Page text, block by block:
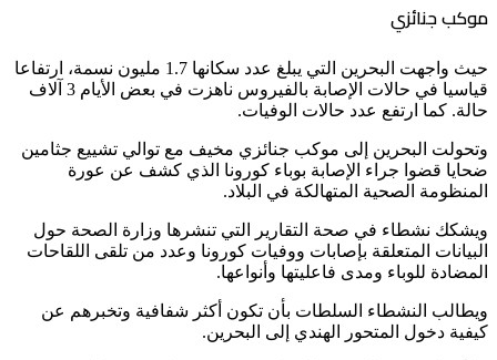
موكب جنائزي
حيث واجهت البحرين التي يبلغ عدد سكانها 1.7 مليون نسمة، ارتفاعا
قياسيا في حالات الإصابة بالفيروس ناهزت في بعض الأيام 3 آلاف
حالة. كما ارتفع عدد حالات الوفيات.
وتحولت البحرين إلى موكب جنائزي مخيف مع توالي تشييع جثامين
ضحايا قضوا جراء الإصابة بوباء كورونا الذي كشف عن عورة
المنظومة الصحية المتهالكة في البلاد.
ويشكك نشطاء في صحة التقارير التي تنشرها وزارة الصحة حول
البيانات المتعلقة بإصابات ووفيات كورونا وعدد من تلقى اللقاحات
المضادة للوباء ومدى فاعليتها وأنواعها.
ويطالب النشطاء السلطات بأن تكون أكثر شفافية وتخبرهم عن
كيفية دخول المتحور الهندي إلى البحرين.